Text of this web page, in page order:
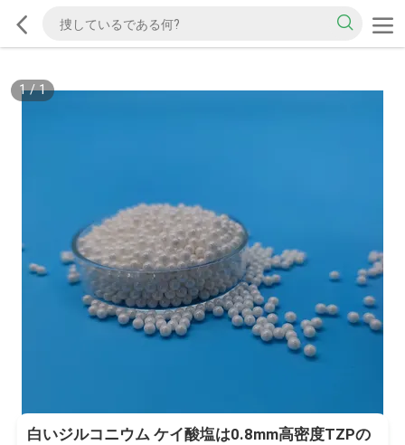
1/1
白いジルコニウム ケイ酸塩は0.8mm高密度TZPの